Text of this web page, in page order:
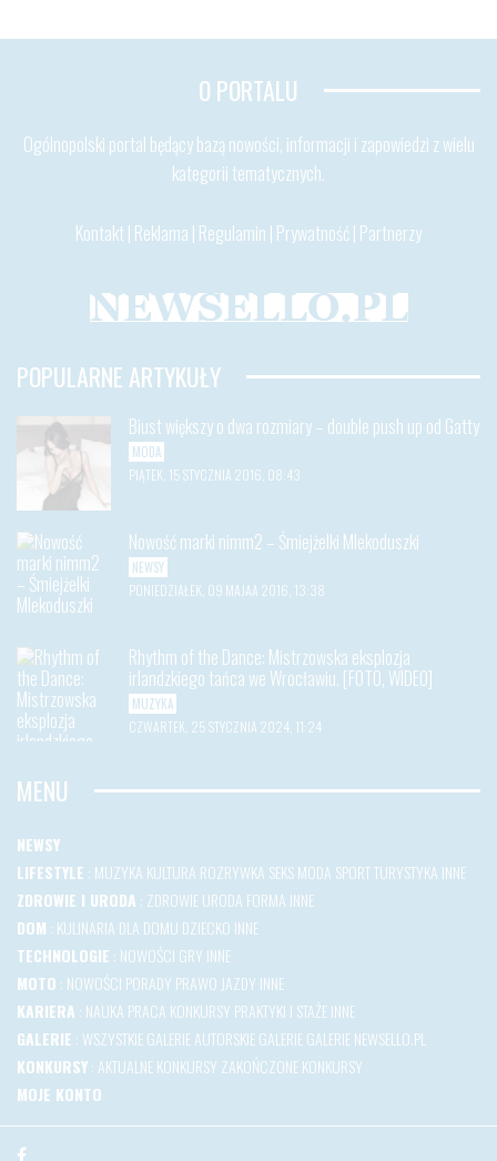
O PORTALU
Ogólnopolski portal będący bazą nowości, informacji i zapowiedzi z wielu
kategorii tematycznych.
Kontakt | Reklama | Regulamin | Prywatność| Partnerzy
POPULARNE ARTYKUŁY
Biust większy o dwa rozmiary – double push up od Gatty
MODA
PIĄTEK, 15 STYCZNIA 2016, 08:43
Nowość marki nimm2 – Śmiejżelki Mlekoduszki
NEWSY
PONIEDZIAŁEK, 09 MAJAA 2016, 13:38
Rhythm of the Dance: Mistrzowska eksplozja
irlandzkiego tańca we Wrocławiu. [FOTO, WIDEO]
MUZYKA
CZWARTEK, 25 STYCZNIA 2024, 11:24
MENU
NEWSY
LIFESTYLE : MUZYKA KULTURA ROZRYWKA SEKSMODA SPORTTURYSTYKA INNE
ZDROWIE I URODA : ZDROWIEURODA FORMA INNE
DOM : KULINARIA DLA DOMU DZIECKO INNE
TECHNOLOGIE : NOWOŚCI GRY INNE
MOTO : NOWOŚCI PORADY PRAWO JAZDY INNE
KARIERA : NAUKA PRACA KONKURSY PRAKTYKI I STAŻEINNE
GALERIE : WSZYSTKIE GALERIEAUTORSKIE GALERIEGALERIE NEWSELLO.PL
KONKURSY: AKTUALNE KONKURSY ZAKOŃCZONE KONKURSY
MOJE KONTO